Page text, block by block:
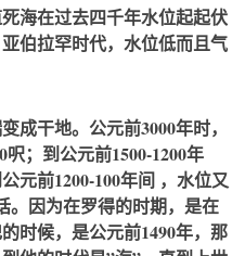
海在过去四千年水位起起伏
伯拉罕时代，水位低而且气
成干地。公元前3000年时，
；到公元前1500-1200年
元前1200-100年间 ，水位又
。因为在罗得的时期，是在
时候，是公元前1490年，那